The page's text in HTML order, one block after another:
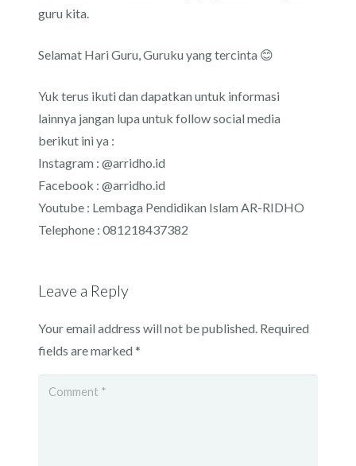
guru kita.
Selamat Hari Guru, Guruku yang tercinta 😊
Yuk terus ikuti dan dapatkan untuk informasi
lainnya jangan lupa untuk follow social media
berikut ini ya :
Instagram : @arridho.id
Facebook : @arridho.id
Youtube : Lembaga Pendidikan Islam AR-RIDHO
Telephone : 081218437382
Leave a Reply
Your email address will not be published. Required
fields are marked *